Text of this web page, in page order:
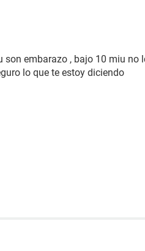
embarazo , bajo 10 miu no
lo que te estoy diciendo